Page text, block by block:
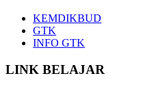
KEMDIKBUD
GTK
INFO GTK
LINK BELAJAR